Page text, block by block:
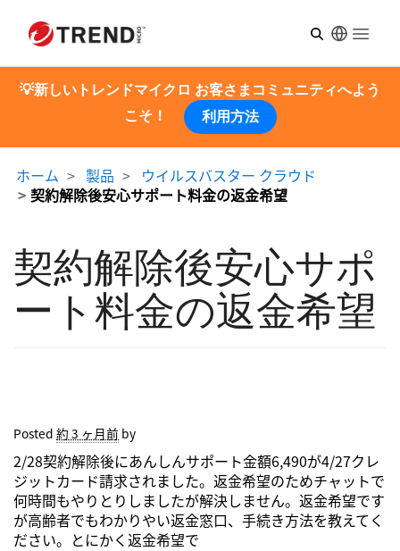
Open
💡新しいトレンドマイクロ お客さまコミュニティへよう
こそ！
利用方法
ホーム 製品
ウイルスバスター クラウド
契約解除後安心サポート料金の返金希望
契約解除後安心サポ
ート料金の返金希望
Posted 約 3 ヶ月前 by
2/28契約解除後にあんしんサポート金額6,490が4/27クレ
ジットカード請求されました。返金希望のためチャットで
何時間もやりとりしましたが解決しません。返金希望です
が高齢者でもわかりやい返金窓口、手続き方法を教えてく
ださい。とにかく返金希望で